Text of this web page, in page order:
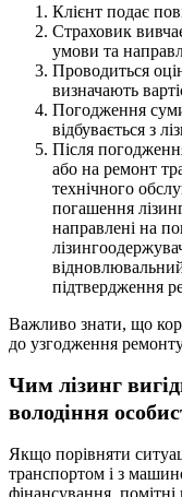
Клієнт подає
Страховик
умови та
Проводиться
визначають
Погодження
відбувається з
Після
або на ремонт
технічного
погашення
направлені на
підтвердження
Важливо знати, що
до узгодження
Чим лізинг
володіння
Якщо порівняти
транспортом і з
фінансування,